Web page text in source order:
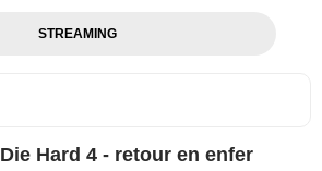
STREAMING
Die Hard 4 - retour en enfer